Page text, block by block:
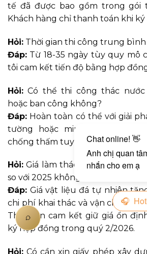
tế đã được bao gồm trong gói
Khách hàng chỉ thanh toán khi ký
Hỏi: Thời gian thi công trung bình
Đáp: Từ 18-35 ngày tùy quy mô
tôi cam kết tiến độ bằng hợp
Hỏi: Có thể thi công thác
hoặc ban công không?
Đáp: Hoàn toàn có thể với giải
tường hoặc mini waterfall có
chống thấm tuyệt đối. Chi phí từ
Hỏi: Giá làm thác nước sân vườn
so với 2025 không?
Đáp: Giá vật liệu đá tự nhiên
chi phí khai thác và vận chuyển,
Thiên An cam kết giữ giá ổn
ký hợp đồng trong quý 2/2026.
Hỏi: Có cần xin giấy phép xây